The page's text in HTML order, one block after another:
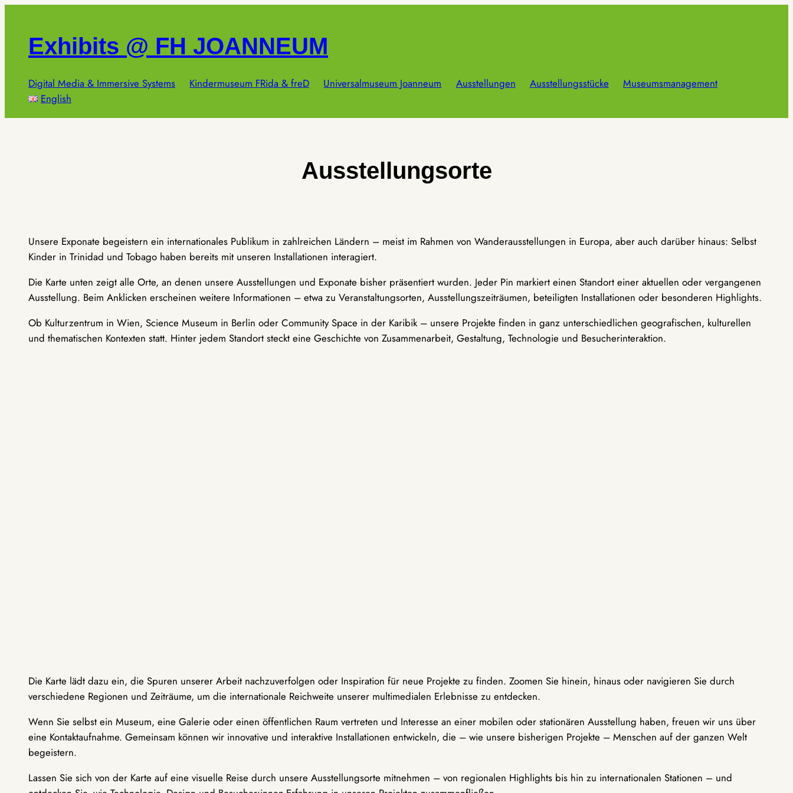
springenExhibits @ FH JOANNEUM
Digital Media & Immersive Systems Kindermuseum FRida & freD Universalmuseum Joanneum Ausstellungen Ausstellungsstücke
Museumsmanagement
English
Ausstellungsorte
Unsere Exponate begeistern ein internationales Publikum in zahlreichen Ländern – meist im Rahmen von Wanderausstellungen in Europa, aber auch darüber hinaus: Selbst
Kinder in Trinidad und Tobago haben bereits mit unseren Installationen interagiert.
Die Karte unten zeigt alle Orte, an denen unsere Ausstellungen und Exponate bisher präsentiert wurden. Jeder Pin markiert einen Standort einer aktuellen oder vergangenen
Ausstellung. Beim Anklicken erscheinen weitere Informationen – etwa zu Veranstaltungsorten, Ausstellungszeiträumen, beteiligten Installationen oder besonderen Highlights.
Ob Kulturzentrum in Wien, Science Museum in Berlin oder Community Space in der Karibik – unsere Projekte finden in ganz unterschiedlichen geografischen, kulturellen
und thematischen Kontexten statt. Hinter jedem Standort steckt eine Geschichte von Zusammenarbeit, Gestaltung, Technologie und Besucherinteraktion.
Die Karte lädt dazu ein, die Spuren unserer Arbeit nachzuverfolgen oder Inspiration für neue Projekte zu finden. Zoomen Sie hinein, hinaus oder navigieren Sie durch
verschiedene Regionen und Zeiträume, um die internationale Reichweite unserer multimedialen Erlebnisse zu entdecken.
Wenn Sie selbst ein Museum, eine Galerie oder einen öffentlichen Raum vertreten und Interesse an einer mobilen oder stationären Ausstellung haben, freuen wir uns über
eine Kontaktaufnahme. Gemeinsam können wir innovative und interaktive Installationen entwickeln, die – wie unsere bisherigen Projekte – Menschen auf der ganzen Welt
begeistern.
Lassen Sie sich von der Karte auf eine visuelle Reise durch unsere Ausstellungsorte mitnehmen – von regionalen Highlights bis hin zu internationalen Stationen – und